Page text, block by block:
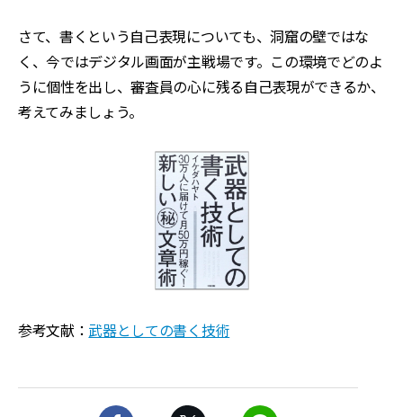
さて、書くという自己表現についても、洞窟の壁ではな
く、今ではデジタル画面が主戦場です。この環境でどのよ
うに個性を出し、審査員の心に残る自己表現ができるか、
考えてみましょう。
参考文献： 武器としての書く技術